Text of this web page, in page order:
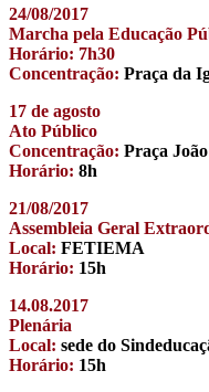
24/08/2017
Marcha pela Educação
Horário: 7h30
Concentração: Praça da
17 de agosto
Ato Público
Concentração: Praça
Horário: 8h
21/08/2017
Assembleia Geral
Local: FETIEMA
Horário: 15h
14.08.2017
Plenária
Local: sede do
Horário: 15h